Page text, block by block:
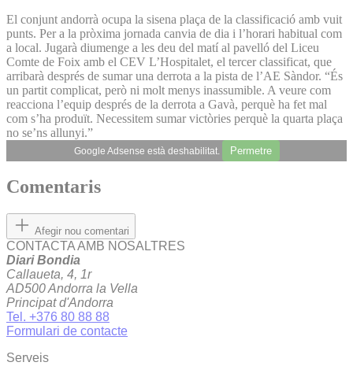
El conjunt andorrà ocupa la sisena plaça de la classificació amb vuit
punts. Per a la pròxima jornada canvia de dia i l’horari habitual com
a local. Jugarà diumenge a les deu del matí al pavelló del Liceu
Comte de Foix amb el CEV L’Hospitalet, el tercer classificat, que
arribarà després de sumar una derrota a la pista de l’AE Sàndor. “És
un partit complicat, però ni molt menys inassumible. A veure com
reacciona l’equip després de la derrota a Gavà, perquè ha fet mal
com s’ha produït. Necessitem sumar victòries perquè la quarta plaça
no se’ns allunyi.”
Google Adsense està deshabilitat. Permetre
Comentaris
Afegir nou comentari
CONTACTA AMB NOSALTRES
Diari Bondia
Callaueta, 4, 1r
AD500 Andorra la Vella
Principat d'Andorra
Tel. +376 80 88 88
Formulari de contacte
Serveis